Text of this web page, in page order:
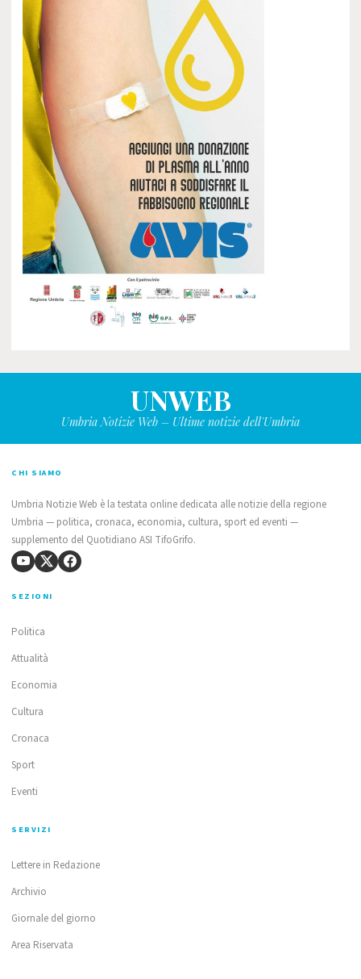
UNWEB
Umbria Notizie Web – Ultime notizie dell'Umbria
CHI SIAMO
Umbria Notizie Web è la testata online dedicata alle notizie della regione
Umbria — politica, cronaca, economia, cultura, sport ed eventi —
supplemento del Quotidiano ASI TifoGrifo.
SEZIONI
Politica
Attualità
Economia
Cultura
Cronaca
Sport
Eventi
SERVIZI
Lettere in Redazione
Archivio
Giornale del giorno
Area Riservata